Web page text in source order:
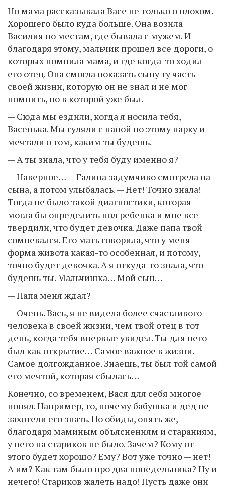
Но мама рассказывала Васе не только о плохом.
Хорошего было куда больше. Она возила
Василия по местам, где бывала с мужем. И
благодаря этому, мальчик прошел все дороги, о
которых помнила мама, и где когда-то ходил
его отец. Она смогла показать сыну ту часть
своей жизни, которую он не знал и не мог
помнить, но в которой уже был.
— Сюда мы ездили, когда я носила тебя,
Васенька. Мы гуляли с папой по этому парку и
мечтали о том, каким ты будешь.
— А ты знала, что у тебя буду именно я?
— Наверное… — Галина задумчиво смотрела на
сына, а потом улыбалась. — Нет! Точно знала!
Тогда не было такой диагностики, которая
могла бы определить пол ребенка и мне все
твердили, что будет девочка. Даже папа твой
сомневался. Его мать говорила, что у меня
форма живота какая-то особенная, и потому,
точно будет девочка. А я откуда-то знала, что
будешь ты. Мальчишка… Мой сын…
— Папа меня ждал?
— Очень. Вась, я не видела более счастливого
человека в своей жизни, чем твой отец в тот
день, когда тебя впервые увидел. Ты для него
был как открытие… Самое важное в жизни.
Самое долгожданное. Знаешь, ты был той самой
его мечтой, которая сбылась…
Конечно, со временем, Вася для себя многое
понял. Например, то, почему бабушка и дед не
захотели его знать. Но обиды, опять же,
благодаря маминым объяснениям и стараниям,
у него на стариков не было. Зачем? Кому от
этого будет хорошо? Ему? Вот уже точно — нет!
А им? Как там было про два понедельника? Ну и
нечего! Стариков жалеть надо! Пусть даже они